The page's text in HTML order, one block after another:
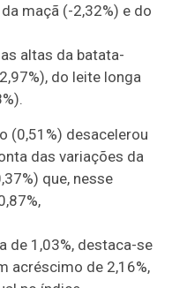
maçã (-2,32%) e do
altas da batata-
do leite longa
(0,51%) desacelerou
das variações da
que, nesse
de 1,03%, destaca-se
acréscimo de 2,16%,